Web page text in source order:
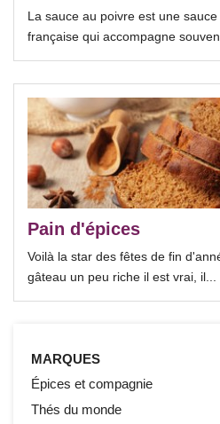
La sauce au poivre est une
française qui accompagne
Pain d'épices
Voilà la star des fêtes de fin
gâteau un peu riche il est vrai, il...
MARQUES
Épices et compagnie
Thés du monde